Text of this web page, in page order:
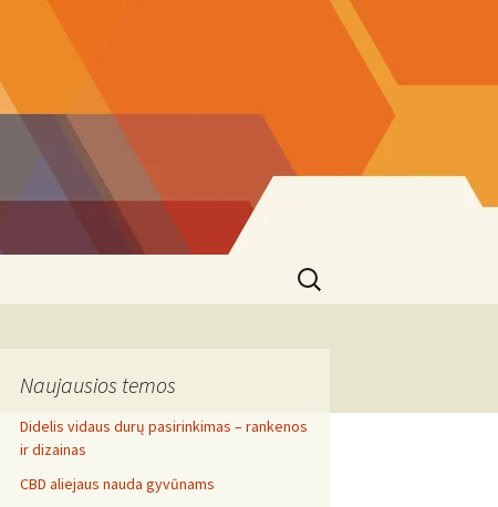
Search
for:
Naujausios temos
Didelis vidaus durų pasirinkimas – rankenos
ir dizainas
CBD aliejaus nauda gyvūnams